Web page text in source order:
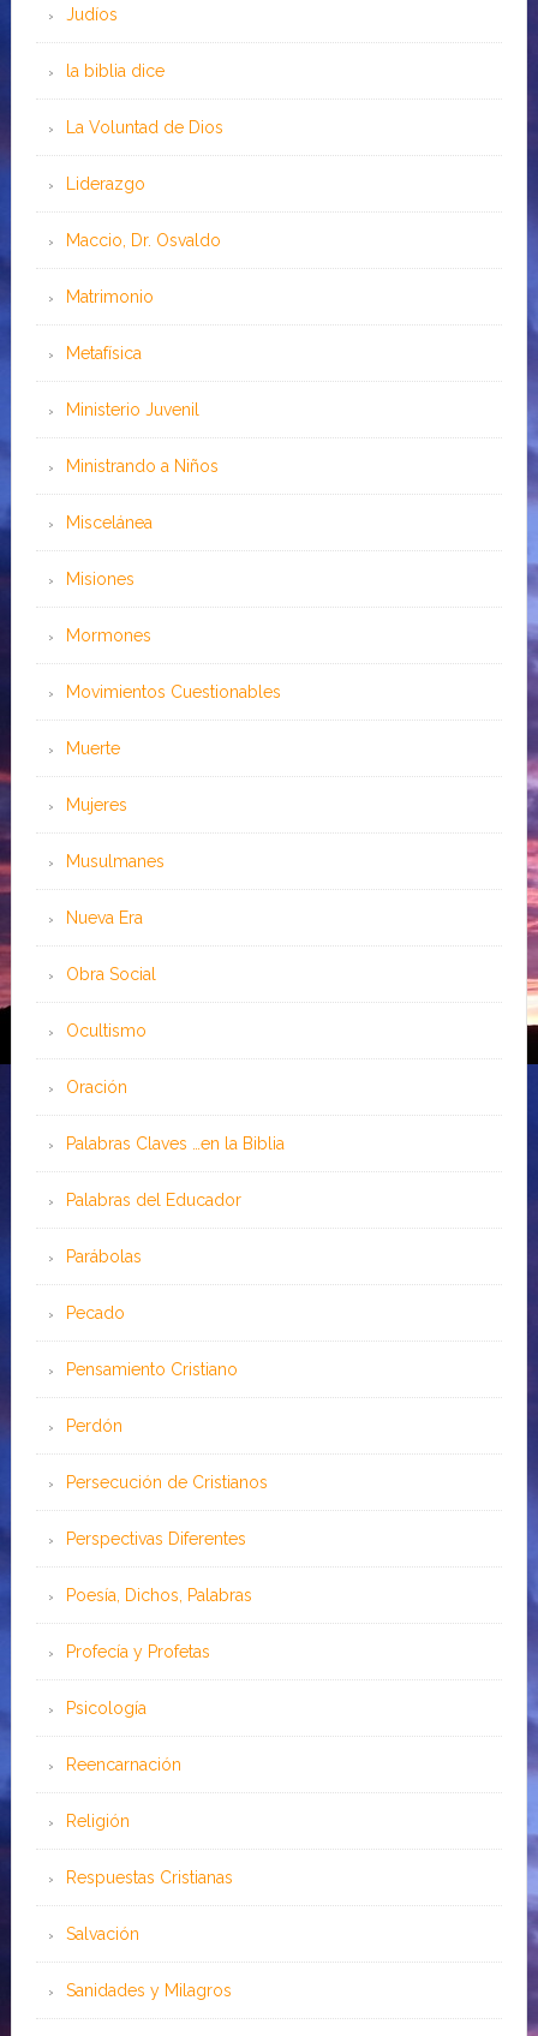
Judíos
la biblia dice
La Voluntad de Dios
Liderazgo
Maccio, Dr. Osvaldo
Matrimonio
Metafísica
Ministerio Juvenil
Ministrando a Niños
Miscelánea
Misiones
Mormones
Movimientos Cuestionables
Muerte
Mujeres
Musulmanes
Nueva Era
Obra Social
Ocultismo
Oración
Palabras Claves …en la Biblia
Palabras del Educador
Parábolas
Pecado
Pensamiento Cristiano
Perdón
Persecución de Cristianos
Perspectivas Diferentes
Poesía, Dichos, Palabras
Profecía y Profetas
Psicología
Reencarnación
Religión
Respuestas Cristianas
Salvación
Sanidades y Milagros